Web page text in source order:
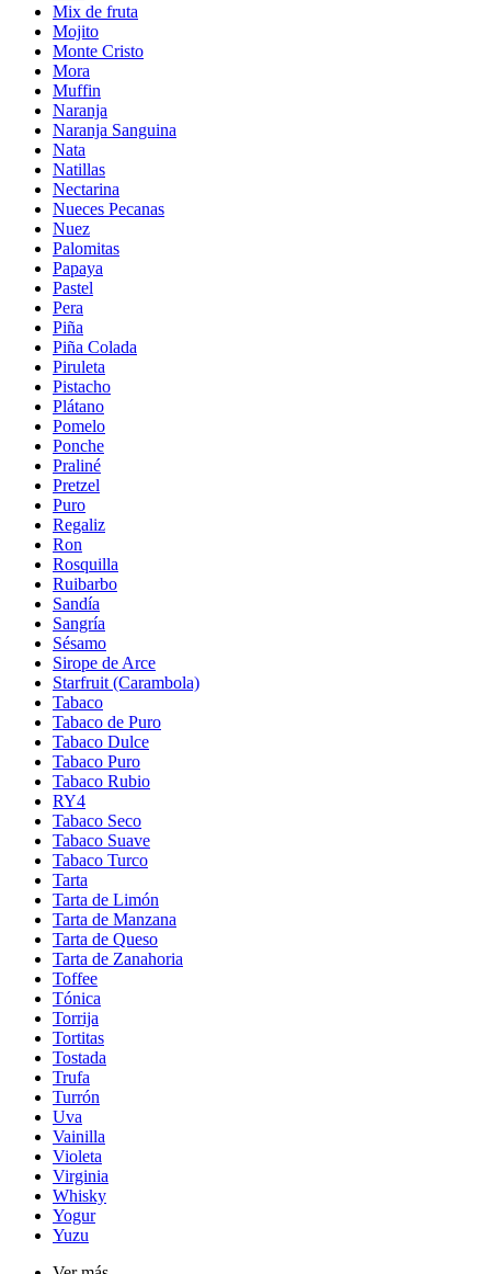
Mix de fruta
Mojito
Monte Cristo
Mora
Muffin
Naranja
Naranja Sanguina
Nata
Natillas
Nectarina
Nueces Pecanas
Nuez
Palomitas
Papaya
Pastel
Pera
Piña
Piña Colada
Piruleta
Pistacho
Plátano
Pomelo
Ponche
Praliné
Pretzel
Puro
Regaliz
Ron
Rosquilla
Ruibarbo
Sandía
Sangría
Sésamo
Sirope de Arce
Starfruit (Carambola)
Tabaco
Tabaco de Puro
Tabaco Dulce
Tabaco Puro
Tabaco Rubio
RY4
Tabaco Seco
Tabaco Suave
Tabaco Turco
Tarta
Tarta de Limón
Tarta de Manzana
Tarta de Queso
Tarta de Zanahoria
Toffee
Tónica
Torrija
Tortitas
Tostada
Trufa
Turrón
Uva
Vainilla
Violeta
Virginia
Whisky
Yogur
Yuzu